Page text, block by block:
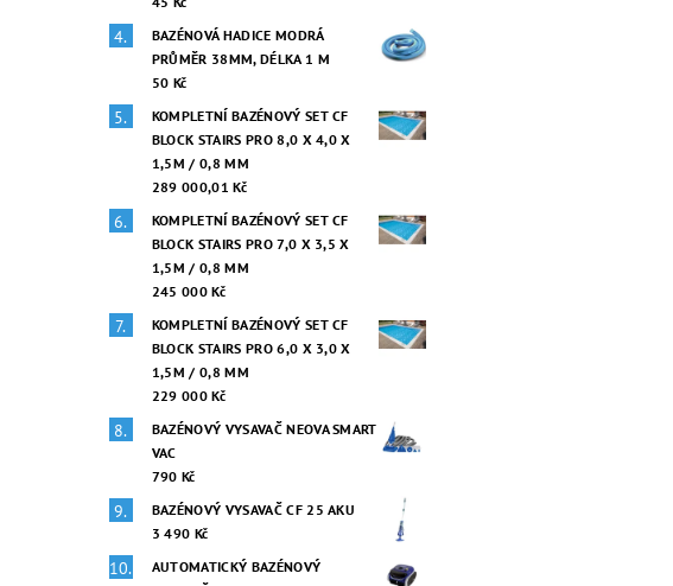
BAZÉNOVÁ HADICE MODRÁ
PRŮMĚR 38MM, DÉLKA 1 M
50 Kč
KOMPLETNÍ BAZÉNOVÝ SET CF
BLOCK STAIRS PRO 8,0 X 4,0 X
1,5M / 0,8 MM
289 000,01 Kč
KOMPLETNÍ BAZÉNOVÝ SET CF
BLOCK STAIRS PRO 7,0 X 3,5 X
1,5M / 0,8 MM
245 000 Kč
KOMPLETNÍ BAZÉNOVÝ SET CF
BLOCK STAIRS PRO 6,0 X 3,0 X
1,5M / 0,8 MM
229 000 Kč
BAZÉNOVÝ VYSAVAČ NEOVA SMART
VAC
790 Kč
BAZÉNOVÝ VYSAVAČ CF 25 AKU
3 490 Kč
AUTOMATICKÝ BAZÉNOVÝ